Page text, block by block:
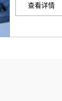
查看详情